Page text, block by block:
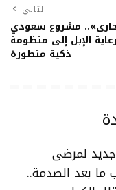
التالي
مشروع سعودي
الإبل إلى منظومة
ذكية متطورة